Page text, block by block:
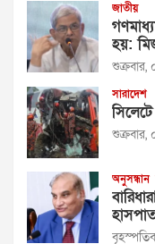
জাতীয়
হয়:
সারাদেশ
অনুসন্ধান